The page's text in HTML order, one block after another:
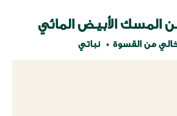
المسك الأبيض المائي
من القسوة نباتي